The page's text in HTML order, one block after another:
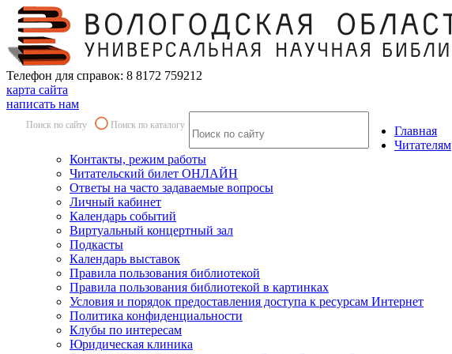
Телефон для справок: 8 8172 759212
карта сайта
написать нам
Поиск по сайту Поиск по каталогу
Главная
Читателям
Контакты, режим работы
Читательский билет ОНЛАЙН
Ответы на часто задаваемые вопросы
Личный кабинет
Календарь событий
Виртуальный концертный зал
Подкасты
Календарь выставок
Правила пользования библиотекой
Правила пользования библиотекой в картинках
Условия и порядок предоставления доступа к ресурсам Интернет
Политика конфиденциальности
Клубы по интересам
Юридическая клиника